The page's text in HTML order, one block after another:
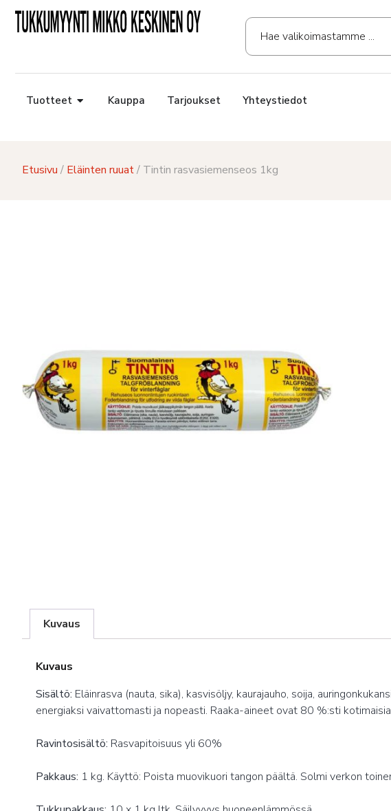
Tuotteet Kauppa Tarjoukset Yhteystiedot
Etusivu / Eläinten ruuat/ Tintin rasvasiemenseos 1kg
Kuvaus
Kuvaus
Sisältö: Eläinrasva (nauta, sika), kasvisöljy, kaurajauho, soija,
energiaksi vaivattomasti ja nopeasti. Raaka-aineet ovat 80 %:sti
Ravintosisältö: Rasvapitoisuus yli 60%
Pakkaus: 1 kg. Käyttö: Poista muovikuori tangon päältä. Solmi verkon